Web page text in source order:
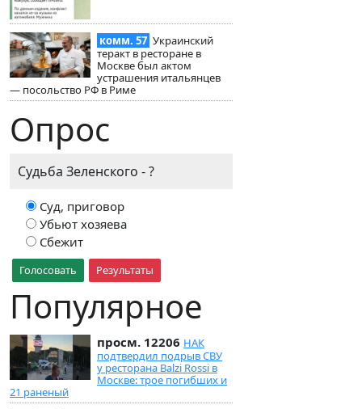
комм. 57 Украинский
теракт в ресторане в
Москве был актом
устрашения итальянцев
— посольство РФ в Риме
Опрос
Судьба Зеленского - ?
Суд, приговор
Убьют хозяева
Сбежит
Голосовать Результаты
Популярное
просм. 12206 НАК
подтвердил подрыв СВУ
у ресторана Balzi Rossi в
Москве: трое погибших и
21 раненый